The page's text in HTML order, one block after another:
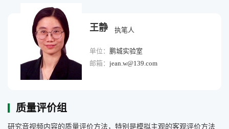
王静 执笔人
单位： 鹏城实验室
邮箱： jean.w@139.com
质量评价组
研究音视频内容的质量评价方法，特别是模拟主观的客观评价方法